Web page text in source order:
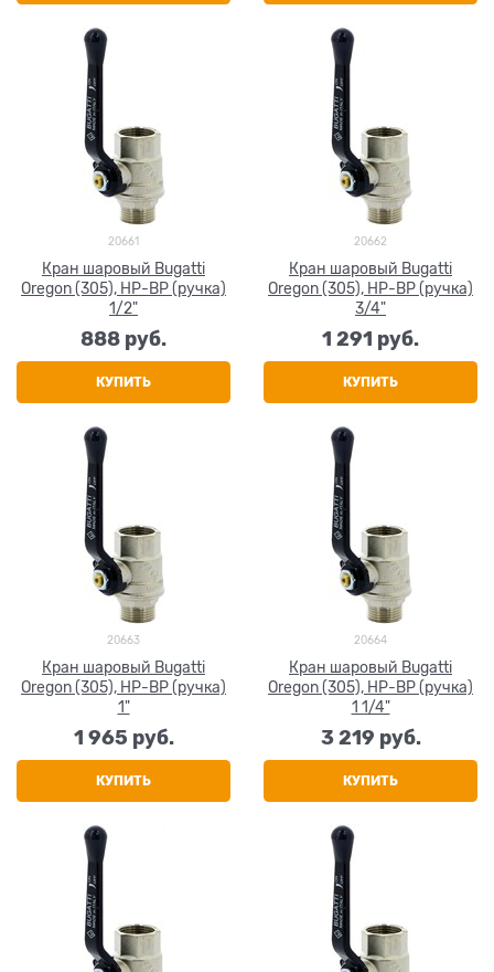
20661
Кран шаровый Bugatti
Oregon (305), НР-ВР (ручка)
1/2"
888 руб.
КУПИТЬ
20662
Кран шаровый Bugatti
Oregon (305), НР-ВР (ручка)
3/4"
1 291 руб.
КУПИТЬ
20663
Кран шаровый Bugatti
Oregon (305), НР-ВР (ручка)
1"
1 965 руб.
КУПИТЬ
20664
Кран шаровый Bugatti
Oregon (305), НР-ВР (ручка)
1 1/4"
3 219 руб.
КУПИТЬ